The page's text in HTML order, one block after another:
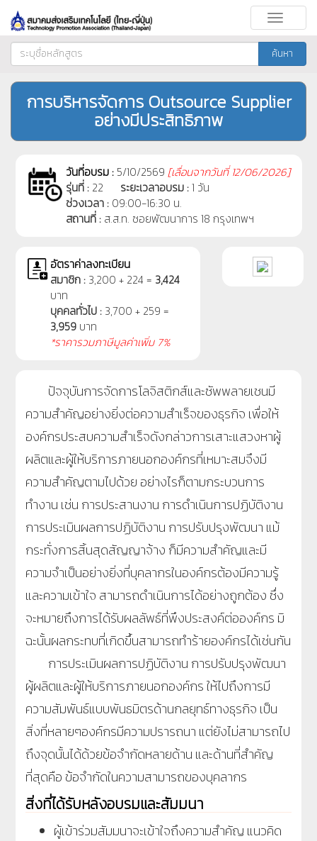
Toggle
ค้นหา
การบริหารจัดการ Outsource Supplier
อย่างมีประสิทธิภาพ
วันที่อบรม : 5/10/2569 [เลื่อนจากวันที่12/06/2026]
รุ่นที่ : 22 ระยะเวลาอบรม :1 วัน
ช่วงเวลา : 09:00-16:30 น.
สถานที่ : ส.ส.ท. ซอยพัฒนาการ 18 กรุงเทพฯ
อัตราค่าลงทะเบียน
สมาชิก : 3,200 + 224 = 3,424
บาท
บุคคลทั่วไป : 3,700 + 259 =
3,959 บาท
*ราคารวมภาษีมูลค่าเพิ่ม 7%
ปัจจุบันการจัดการโลจิสติกส์และซัพพลายเชนมี
ความสำคัญอย่างยิ่งต่อความสำเร็จของธุรกิจ เพื่อให้
องค์กรประสบความสำเร็จดังกล่าวการเสาะแสวงหาผู้
ผลิตและผู้ให้บริการภายนอกองค์กรที่เหมาะสมจึงมี
ความสำคัญตามไปด้วย อย่างไรก็ตามกระบวนการ
ทำงาน เช่น การประสานงาน การดำเนินการปฏิบัติงาน
การประเมินผลการปฏิบัติงาน การปรับปรุงพัฒนา แม้
กระทั่งการสิ้นสุดสัญญาจ้าง ก็มีความสำคัญและมี
ความจำเป็นอย่างยิ่งที่บุคลากรในองค์กรต้องมีความรู้
และความเข้าใจ สามารถดำเนินการได้อย่างถูกต้อง ซึ่ง
จะหมายถึงการได้รับผลลัพธ์ที่พึงประสงค์ต่อองค์กร มิ
ฉะนั้นผลกระทบที่เกิดขึ้นสามารถทำร้ายองค์กรได้เช่นกัน
การประเมินผลการปฏิบัติงาน การปรับปรุงพัฒนา
ผู้ผลิตและผู้ให้บริการภายนอกองค์กร ให้ไปถึงการมี
ความสัมพันธ์แบบพันธมิตรด้านกลยุทธ์ทางธุรกิจ เป็น
สิ่งที่หลายๆองค์กรมีความปรารถนา แต่ยังไม่สามารถไป
ถึงจุดนั้นได้ด้วยข้อจำกัดหลายด้าน และด้านที่สำคัญ
ที่สุดคือ ข้อจำกัดในความสามารถของบุคลากร
สิ่งที่ได้รับหลังอบรมและสัมมนา
ผู้เข้าร่วมสัมมนาจะเข้าใจถึงความสำคัญ แนวคิด